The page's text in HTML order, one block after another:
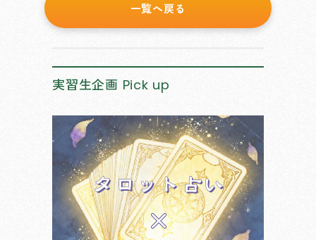
一覧へ戻る
実習生企画 Pick up